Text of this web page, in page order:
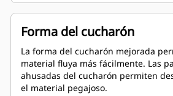
Forma del cucharón
La forma del cucharón mejorada
material fluya más fácilmente. Las
ahusadas del cucharón permiten
el material pegajoso.